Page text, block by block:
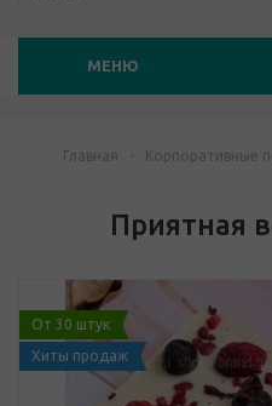
МЕНЮ
Главная - Корпоративные
Приятная
От 30 штук
Хиты продаж